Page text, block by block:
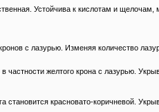
Устойчива к кислотам и щелочам,
с лазурью. Изменяя количество
частности желтого крона с лазурью.
становится красновато-коричневой.